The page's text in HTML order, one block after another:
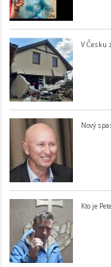
V Česku
Nový
Kto je